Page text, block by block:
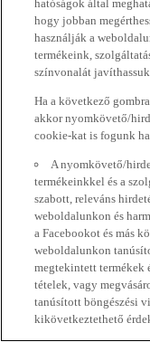
hatóságok által
hogy jobban
használják a
termékeink,
színvonalát javíthassuk.
Ha a következő
akkor nyomkövető/
cookie-kat is fogunk
A nyomkövető/
termékeinkkel és a
szabott, releváns
weboldalunkon és
a Facebookot és más
weboldalunkon
megtekintett termékek
tételek, vagy
tanúsított böngészési
kikövetkeztethető